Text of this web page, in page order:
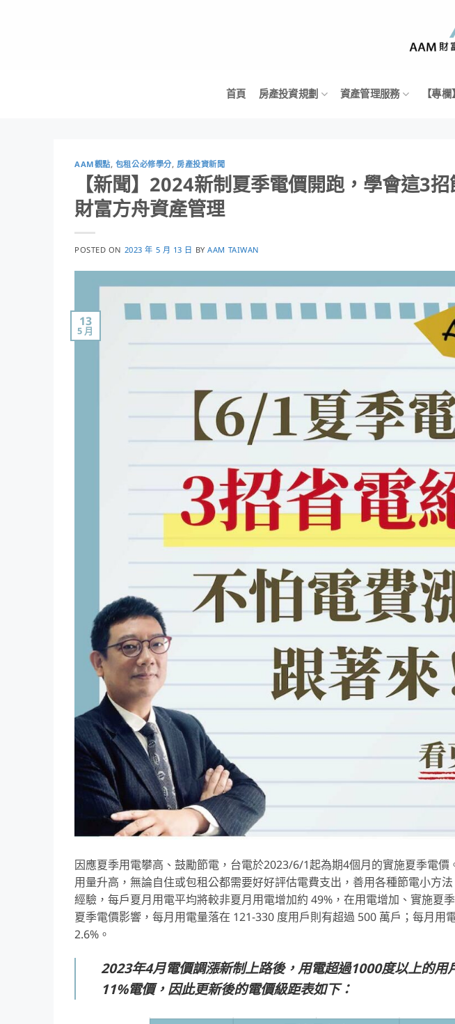
首頁 房產投資規劃 資產管理服務 【專
AAM觀點, 包租公必修學分, 房產投資新聞
【新聞】2024新制夏季電價開跑，學會這3
財富方舟資產管理
POSTED ON 2023 年 5 月 13 日 BYAAM TAIWAN
13
5 月
因應夏季用電攀高、鼓勵節電，台電於2023/6/1起為期4個月的實施夏季電
用量升高，無論自住或包租公都需要好好評估電費支出，善用各種節電小方
經驗，每戶夏月用電平均將較非夏月用電增加約 49%，在用電增加、實施夏
夏季電價影響，每月用電量落在 121-330 度用戶則有超過 500 萬戶；每月用
2.6%。
2023年4月電價調漲新制上路後，用電超過1000度以上的用
11%電價，因此更新後的電價級距表如下：